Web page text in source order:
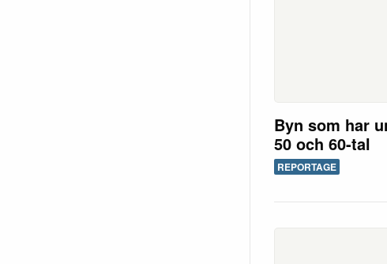
Byn som har
50 och 60-tal
REPORTAGE